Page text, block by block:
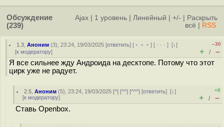
Обсуждение
(239)
Ajax 1 уровень Линейный +/-
Раскрыть
всё
RSS
1.3 ,Аноним (3), 23:24, 19/03/2025 [ответить] [ ﹢﹢﹢] [ · · ·][↓]
[к модератору]
–30
+ / –
Я все сильнее жду Андроида на десктопе. Потому что этот
цирк уже не радует.
2.5 ,Аноним (5), 23:24, 19/03/2025 [^] [^^] [^^^] [ответить][↓]
[к модератору]
+8
+ / –
Ставь Openbox.